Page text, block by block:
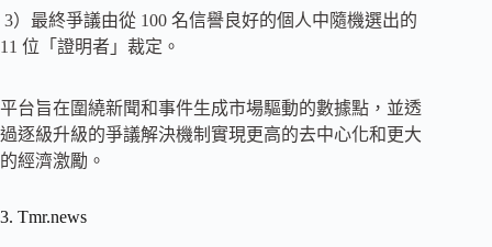
3）最終爭議由從 100 名信譽良好的個人中隨機選出的
11 位「證明者」裁定。
平台旨在圍繞新聞和事件生成市場驅動的數據點，並透
過逐級升級的爭議解決機制實現更高的去中心化和更大
的經濟激勵。
3. Tmr.news